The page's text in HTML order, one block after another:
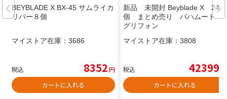
BEYBLADE X BX-45 サムライカ
リバー８個
マイストア在庫： 3686
税込 8352円
カートに入れる
新品 未開封 Beyblade X 24
個 まとめ売り バハムート
グリフォン
マイストア在庫： 3808
税込 42399
カートに入れる